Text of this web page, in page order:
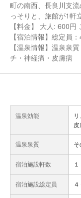
町の南西、長良川支
っそりと、旅館が1軒
【料金】 大人: 600円
【宿泊情報】総定員
【温泉情報】温泉泉
チ・神経痛・皮膚病
温泉効能
温泉泉質
宿泊施設軒数 １
宿泊施設総定員 ４